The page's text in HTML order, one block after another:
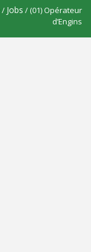
/ Jobs / (01) Opérateur
d’Engins